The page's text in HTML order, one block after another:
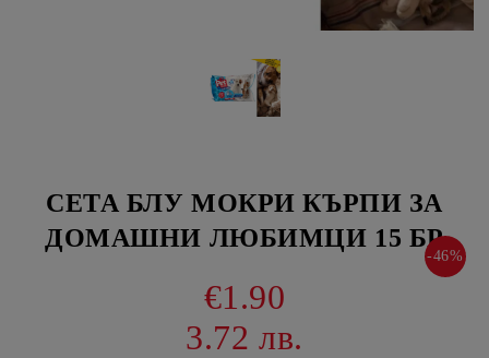
СЕТА БЛУ МОКРИ КЪРПИ ЗА
ДОМАШНИ ЛЮБИМЦИ 15 БР
-46%
€1.90
3.72 лв.